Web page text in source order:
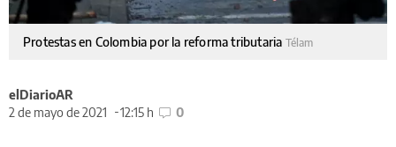
Protestas en Colombia por la reforma tributaria Télam
elDiarioAR
2 de mayo de 2021
12:15 h 0